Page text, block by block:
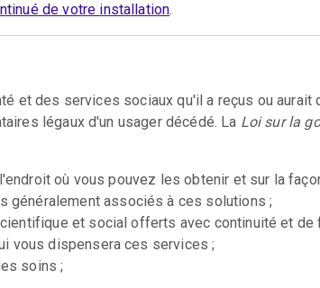
de votre installation.
et des services sociaux qu'il a reçus ou
légaux d'un usager décédé. La Loi sur la
où vous pouvez les obtenir et sur la
associés à ces solutions ;
et social offerts avec continuité et de
vous dispensera ces services ;
soins ;